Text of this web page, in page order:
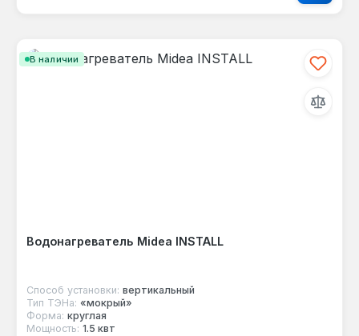
В наличии
Водонагреватель Midea INSTALL
Способ установки: вертикальный
Тип ТЭНа: «мокрый»
Форма: круглая
Мощность: 1.5 квт